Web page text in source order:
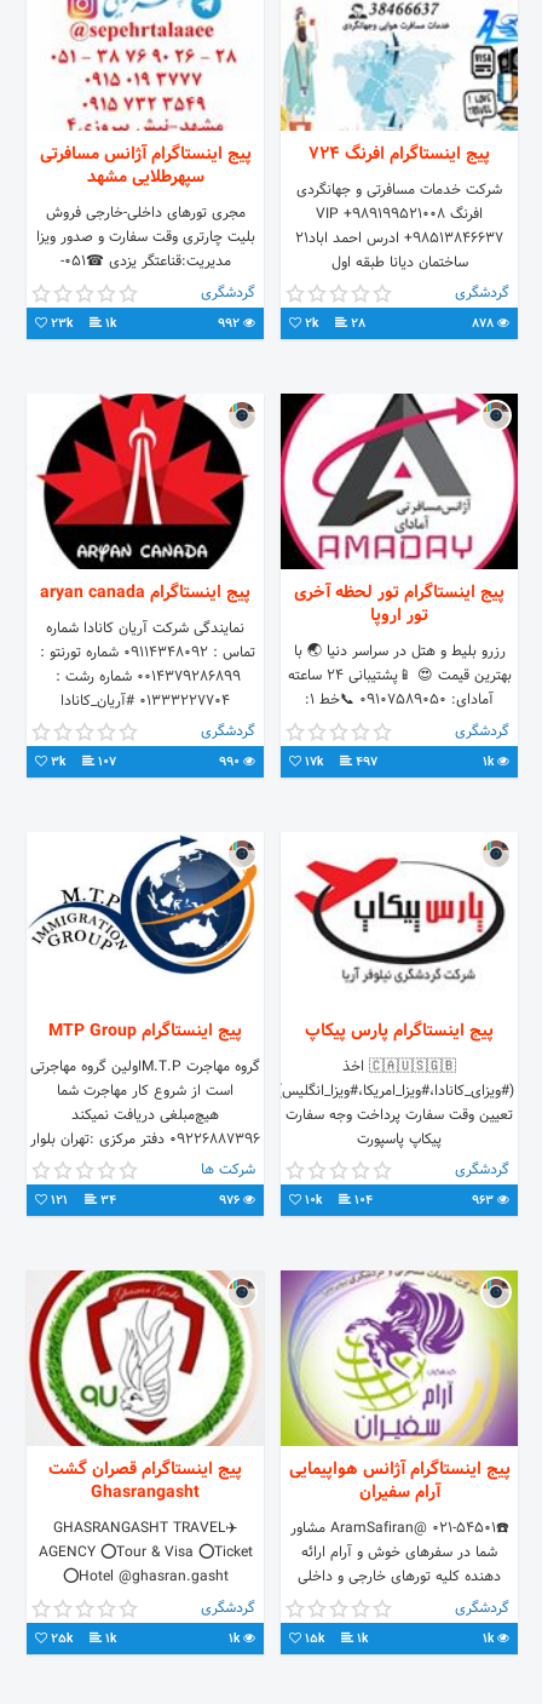
پیج اینستاگرام افرنگ ۷۲۴
شرکت خدمات مسافرتی و جهانگردی
افرنگ VIP +989199521008
+98513846637 ادرس احمد اباد‌۲۱
ساختمان دیانا طبقه اول
گردشگری
28
2k
پیج اینستاگرام آژانس مسافرتی
سپهرطلایی مشهد
مجری تورهای داخلی-خارجی فروش
بلیت چارتری وقت سفارت و صدور ویزا
مدیریت:قناعتگر یزدی ☎051-
38769026 مشهد-نبش پیروزی4 تلگرام-
اینستاگرام @sepehrtalaaee
گردشگری
1k
23k
پیج اینستاگرام تور لحظه آخری
تور اروپا
رزرو بليط و هتل در سراسر دنیا 🌏 با
بهترين قيمت 😍 📱پشتیبانی 24 ساعته
آمادای: 09107589050 📞خط 1:
02122226881 📞خط 2:
02126402440 #سفر #تور #گردشگری
گردشگری
1k
497
17k
پیج اینستاگرام aryan canada
نمایندگی شرکت آریان کانادا شماره
تماس：۰۹۱۱۴۳۴۸۰۹۲ شماره تورنتو：
۰۰۱۴۳۷۹۲۸۶۸۹۹ شماره رشت：
۰۱۳۳۳۲۲۷۷۰۴ #آریان_کانادا
#ویزا_تحصیلی📚 🇨🇦 #ویزا_توریستی
گردشگری
107
3k
پیج اینستاگرام پارس پیکاپ
🇨🇦🇺🇸🇬🇧 اخذ
(#ویزای_کانادا،#ویزا_امریکا،#ویزا_انگلیس)
تعیین وقت سفارت پرداخت وجه سفارت
پیکاپ پاسپورت
www.parspickup.comگردشگری
104
10k
پیج اینستاگرام MTP Group
گروه مهاجرت M.T.Pاولین گروه مهاجرتی
است از شروع کار مهاجرت شما
هیچ‌مبلغی دریافت نمیکند
09226887396 دفتر مرکزی :تهران بلوار
کاوه
شرکت ها
34
121
پیج اینستاگرام آژانس هواپیمایی
آرام سفیران
☎️021-54501 @AramSafiran مشاور
شما در سفرهای خوش و آرام ارائه
دهنده کلیه تورهای خارجی و داخلی
کاملا اقساط بدون ضامن و پیش
پرداخت با چک
گردشگری
1k
1k
15k
پیج اینستاگرام قصران گشت
Ghasrangasht
✈️GHASRANGASHT TRAVEL
AGENCY ⭕️Tour & Visa ⭕️Ticket
⭕️Hotel @ghasran.gasht
گردشگری
1k
1k
25k